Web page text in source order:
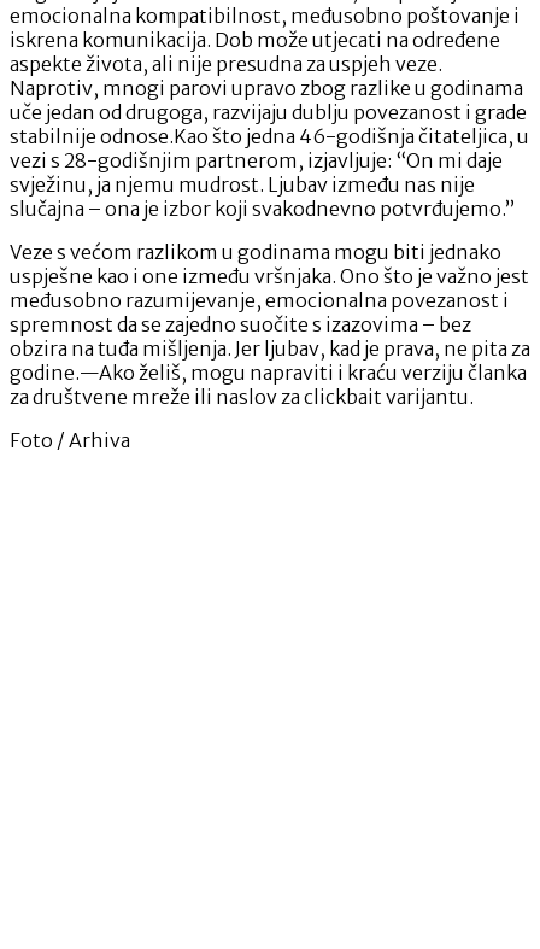
emocionalna kompatibilnost, međusobno poštovanje i
iskrena komunikacija. Dob može utjecati na određene
aspekte života, ali nije presudna za uspjeh veze.
Naprotiv, mnogi parovi upravo zbog razlike u godinama
uče jedan od drugoga, razvijaju dublju povezanost i grade
stabilnije odnose.Kao što jedna 46-godišnja čitateljica, u
vezi s 28-godišnjim partnerom, izjavljuje: “On mi daje
svježinu, ja njemu mudrost. Ljubav između nas nije
slučajna – ona je izbor koji svakodnevno potvrđujemo.”
Veze s većom razlikom u godinama mogu biti jednako
uspješne kao i one između vršnjaka. Ono što je važno jest
međusobno razumijevanje, emocionalna povezanost i
spremnost da se zajedno suočite s izazovima – bez
obzira na tuđa mišljenja. Jer ljubav, kad je prava, ne pita za
godine.—Ako želiš, mogu napraviti i kraću verziju članka
za društvene mreže ili naslov za clickbait varijantu.
Foto / Arhiva